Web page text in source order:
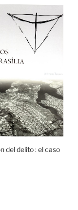
del delito : el caso